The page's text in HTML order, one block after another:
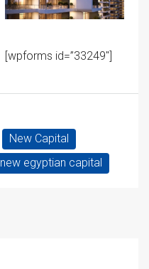
[wpforms id=”33249″]
New Capital
new egyptian capital